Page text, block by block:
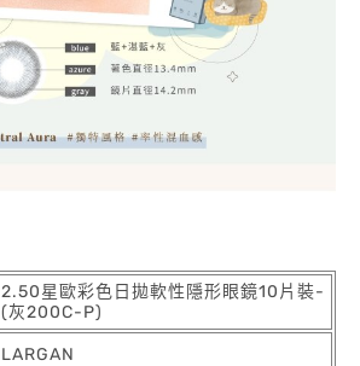
2.50星歐彩色日拋軟性隱形眼鏡10片裝-
(灰200C-P)
LARGAN